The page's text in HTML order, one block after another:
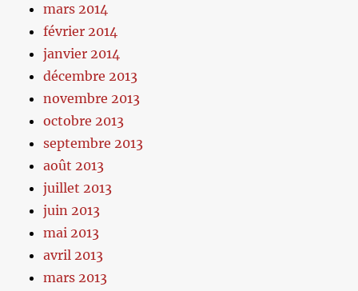
mars 2014
février 2014
janvier 2014
décembre 2013
novembre 2013
octobre 2013
septembre 2013
août 2013
juillet 2013
juin 2013
mai 2013
avril 2013
mars 2013